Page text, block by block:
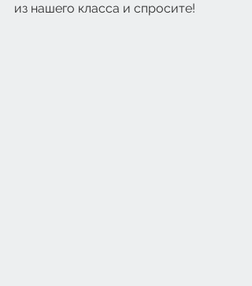
из нашего класса и спросите!